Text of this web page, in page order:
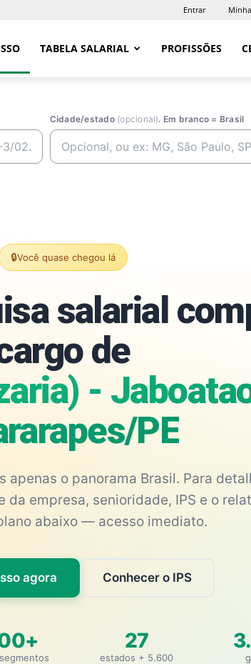
Entrar
TABELA SALARIAL PROFISSÕES
Cidade/estado (opcional). Em branco = Brasil
🔒Você quase chegou lá
salarial
de
-
PE
apenas o panorama Brasil. Para
empresa, senioridade, IPS e o
abaixo — acesso imediato.
agora Conhecer o IPS
27
estados + 5.600